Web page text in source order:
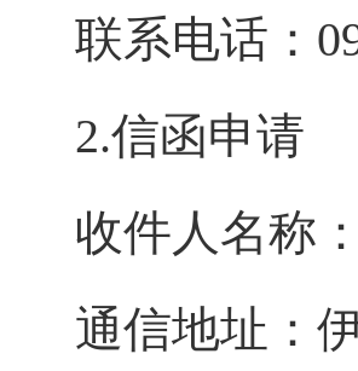
联系电话：
2.信函申请
收件人名称
通信地址：